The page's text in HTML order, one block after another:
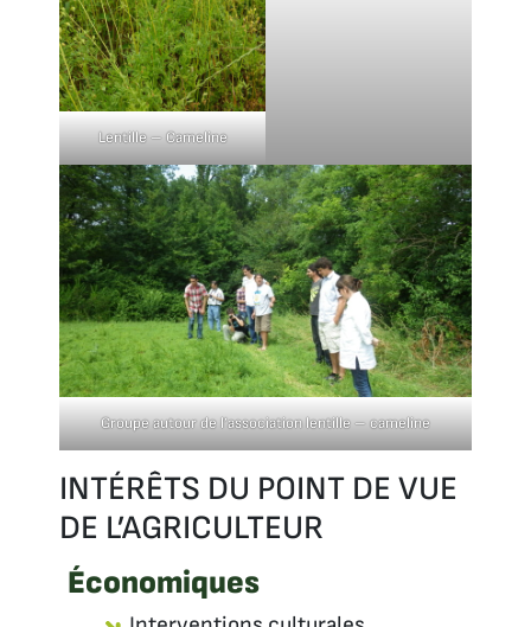
Lentille – Cameline
Groupe autour de l’association lentille – cameline
INTÉRÊTS DU POINT DE VUE
DE L’AGRICULTEUR
Économiques